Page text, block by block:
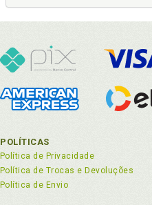
POLÍTICAS
Política de Privacidade
Política de Trocas e Devoluções
Política de Envio